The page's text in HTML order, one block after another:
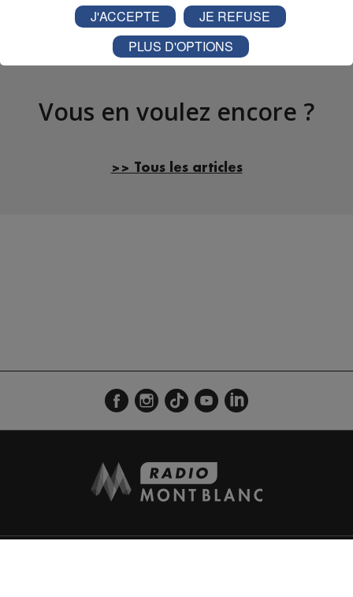
Partager sur Twitter
Vous en voulez encore ?
>> Tous les articles
J'ACCEPTE
JE REFUSE
PLUS D'OPTIONS